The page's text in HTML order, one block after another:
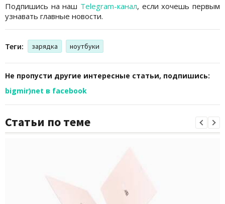
Подпишись на наш Telegram-канал, если хочешь первым
узнавать главные новости.
Теги: зарядка ноутбуки
Не пропусти другие интересные статьи, подпишись:
bigmir)net в facebook
Статьи по теме